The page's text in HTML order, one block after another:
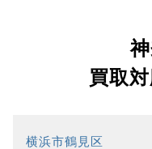
買取
横浜市鶴見区